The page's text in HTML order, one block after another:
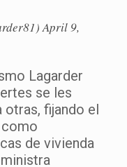
April 9,
Lagarder
se les
otras, fijando el
de vivienda